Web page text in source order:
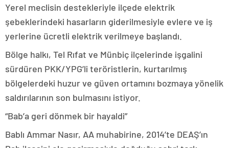
Yerel meclisin destekleriyle ilçede elektrik
şebeklerindeki hasarların giderilmesiyle evlere ve iş
yerlerine ücretli elektrik verilmeye başlandı.
Bölge halkı, Tel Rıfat ve Münbiç ilçelerinde işgalini
sürdüren PKK/YPG’li teröristlerin, kurtarılmış
bölgelerdeki huzur ve güven ortamını bozmaya yönelik
saldırılarının son bulmasını istiyor.
“Bab’a geri dönmek bir hayaldi”
Bablı Ammar Nasır, AA muhabirine, 2014’te DEAŞ’ın